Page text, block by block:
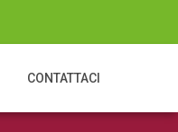
CONTATTACI